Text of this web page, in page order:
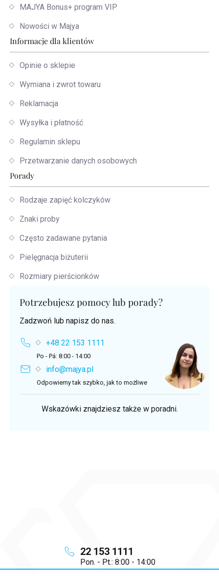
22 153 1111
Pon. - Pt.: 8:00 - 14:00
MAJYA Bonus+ program VIP
Nowości w Majya
Informacje dla klientów
Opinie o sklepie
Wymiana i zwrot towaru
Reklamacja
Wysyłka i płatność
Regulamin sklepu
Przetwarzanie danych osobowych
Porady
Rodzaje zapięć kolczyków
Znaki proby
Często zadawane pytania
Pielęgnacja biżuterii
Rozmiary pierścionków
Potrzebujesz pomocy lub porady?
Zadzwoń lub napisz do nas.
+48 22 153 1111
Po - Pá: 8:00 - 14:00
info@majya.pl
Odpowiemy tak szybko, jak to możliwe
Wskazówki znajdziesz także w poradni.